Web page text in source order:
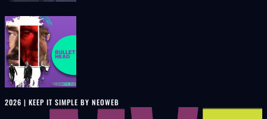
2026 | KEEP IT SIMPLE BY NEOWEB